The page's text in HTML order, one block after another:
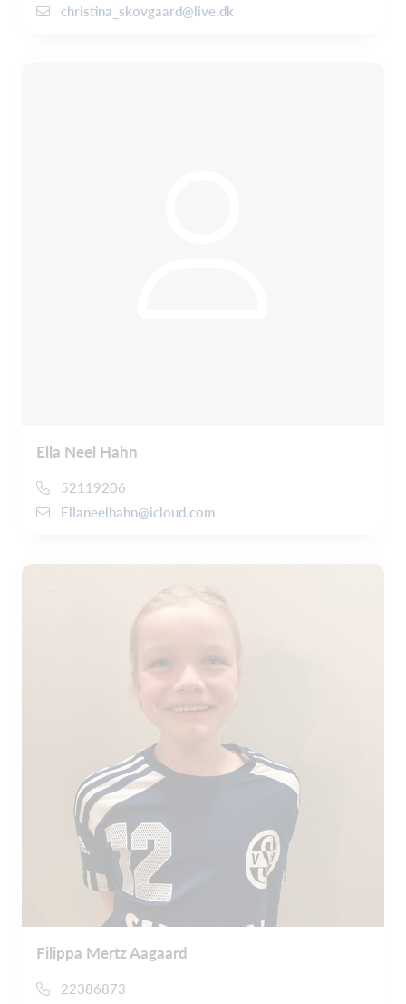
christina_skovgaard@live.dk
Ella Neel Hahn
52119206
Ellaneelhahn@icloud.com
Filippa Mertz Aagaard
22386873